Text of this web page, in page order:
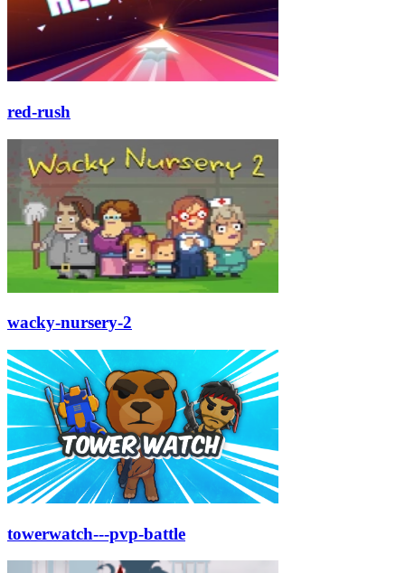
red-rush
wacky-nursery-2
towerwatch---pvp-battle